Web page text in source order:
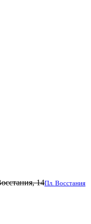
14Пл. Восстания